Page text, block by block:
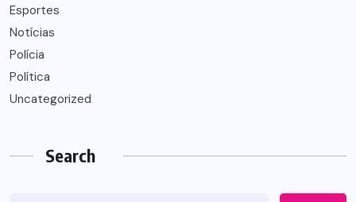
Esportes
Notícias
Polícia
Política
Uncategorized
Search